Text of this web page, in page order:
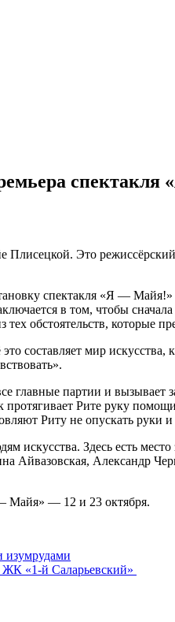
Это
спектакля «Я —
в том, чтобы
обстоятельств, которые
составляет мир
главные партии и вызывает
Рите руку
Риту не опускать руки и
искусства. Здесь есть
Айвазовская, Александр
Майя» — 12 и 23 октября.
изумрудами
ЖК «1-й Саларьевский»